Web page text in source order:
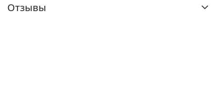
Отзывы